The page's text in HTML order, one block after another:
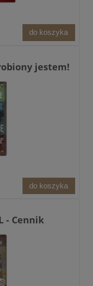
do koszyka
jestem!
do koszyka
- Cennik